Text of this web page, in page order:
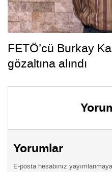
FETÖ’cü Burkay
gözaltına alındı
Yorumlar
E-posta hesabınız